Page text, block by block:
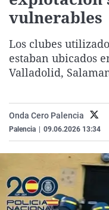
vulnerables
Los clubes
estaban ubicados
Valladolid,
Onda Cero Palencia
Palencia 09.06.2026 13:34